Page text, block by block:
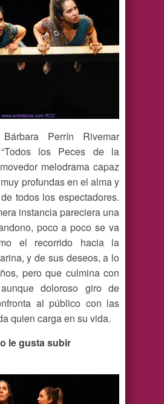
Perrín Rivemar
los Peces de la
melodrama capaz
profundas en el alma y
todos los espectadores.
instancia pareciera una
poco a poco se va
el recorrido hacia la
y de sus deseos, a lo
pero que culmina con
doloroso giro de
al público con las
quien carga en su vida.
le gusta subir